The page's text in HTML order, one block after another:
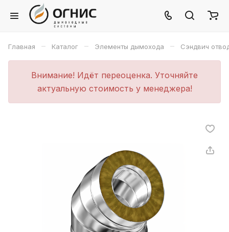
Главная – Каталог – Элементы дымохода – Сэндвич
Внимание! Идёт переоценка. Уточняйте
актуальную стоимость у менеджера!